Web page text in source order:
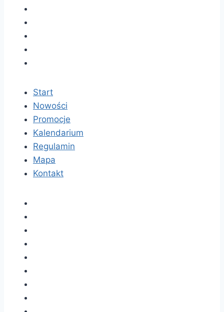
Start
Nowości
Promocje
Kalendarium
Regulamin
Mapa
Kontakt